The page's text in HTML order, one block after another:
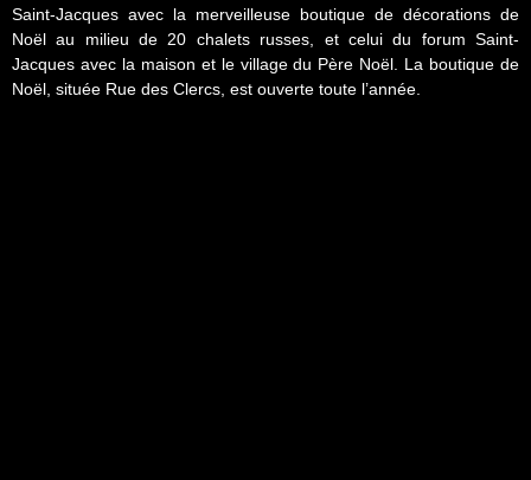
Saint-Jacques avec la merveilleuse boutique de décorations de
Noël au milieu de 20 chalets russes, et celui du forum Saint-
Jacques avec la maison et le village du Père Noël. La boutique de
Noël, située Rue des Clercs, est ouverte toute l’année.